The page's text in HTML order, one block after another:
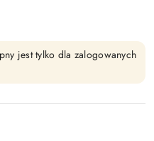
jest tylko dla zalogowanych